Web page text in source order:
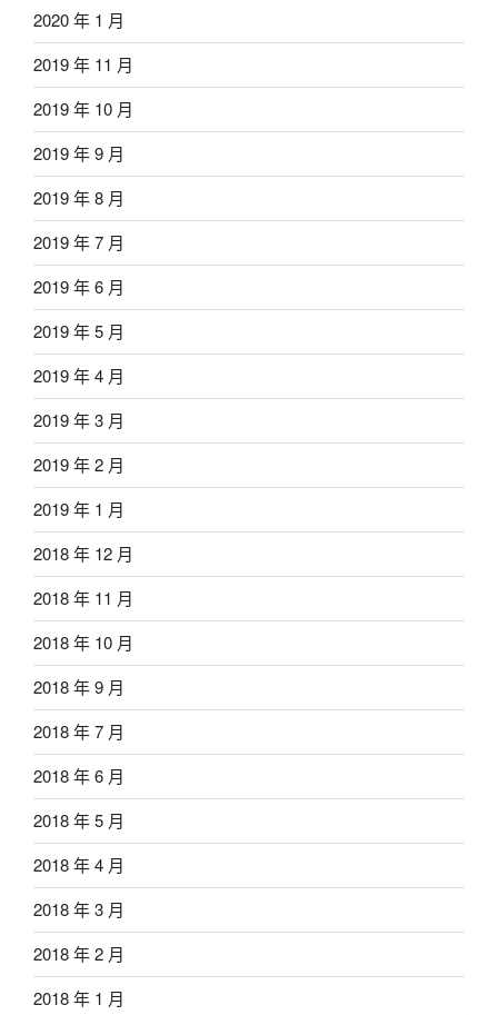
2020 年 1 月
2019 年 11 月
2019 年 10 月
2019 年 9 月
2019 年 8 月
2019 年 7 月
2019 年 6 月
2019 年 5 月
2019 年 4 月
2019 年 3 月
2019 年 2 月
2019 年 1 月
2018 年 12 月
2018 年 11 月
2018 年 10 月
2018 年 9 月
2018 年 7 月
2018 年 6 月
2018 年 5 月
2018 年 4 月
2018 年 3 月
2018 年 2 月
2018 年 1 月